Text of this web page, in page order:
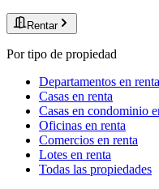
Rentar
Por tipo de propiedad
Departamentos en renta
Casas en renta
Casas en condominio
Oficinas en renta
Comercios en renta
Lotes en renta
Todas las propiedades